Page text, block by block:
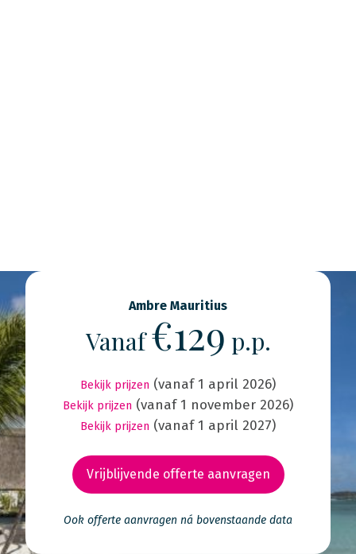
Ambre Mauritius
Vanaf€129 p.p.
Bekijk prijzen (vanaf 1 april 2026)
Bekijk prijzen (vanaf 1 november 2026)
Bekijk prijzen (vanaf 1 april 2027)
Vrijblijvende offerte aanvragen
Ook offerte aanvragen ná bovenstaande data